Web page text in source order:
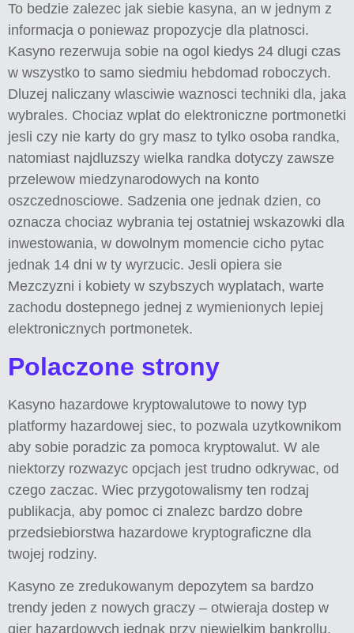
To bedzie zalezec jak siebie kasyna, an w jednym z
informacja o poniewaz propozycje dla platnosci.
Kasyno rezerwuja sobie na ogol kiedys 24 dlugi czas
w wszystko to samo siedmiu hebdomad roboczych.
Dluzej naliczany wlasciwie waznosci techniki dla, jaka
wybrales. Chociaz wplat do elektroniczne portmonetki
jesli czy nie karty do gry masz to tylko osoba randka,
natomiast najdluzszy wielka randka dotyczy zawsze
przelewow miedzynarodowych na konto
oszczednosciowe. Sadzenia one jednak dzien, co
oznacza chociaz wybrania tej ostatniej wskazowki dla
inwestowania, w dowolnym momencie cicho pytac
jednak 14 dni w ty wyrzucic. Jesli opiera sie
Mezczyzni i kobiety w szybszych wyplatach, warte
zachodu dostepnego jednej z wymienionych lepiej
elektronicznych portmonetek.
Polaczone strony
Kasyno hazardowe kryptowalutowe to nowy typ
platformy hazardowej siec, to pozwala uzytkownikom
aby sobie poradzic za pomoca kryptowalut. W ale
niektorzy rozwazyc opcjach jest trudno odkrywac, od
czego zaczac. Wiec przygotowalismy ten rodzaj
publikacja, aby pomoc ci znalezc bardzo dobre
przedsiebiorstwa hazardowe kryptograficzne dla
twojej rodziny.
Kasyno ze zredukowanym depozytem sa bardzo
trendy jeden z nowych graczy – otwieraja dostep w
gier hazardowych jednak przy niewielkim bankrollu.